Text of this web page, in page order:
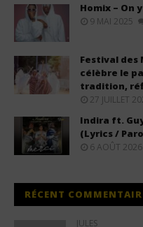
Homix – On
9 MAI 2025
Festival des
célèbre le
tradition,
27 JUILLET
Indira ft.
(Lyrics /
6 AOÛT 2026
RÉCENT
JULES